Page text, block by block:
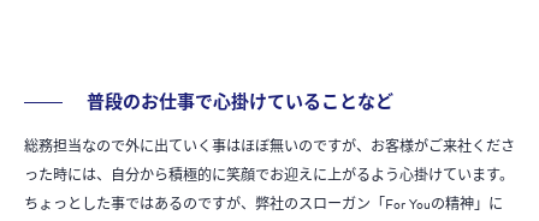
普段のお仕事で心掛けていることなど
総務担当なので外に出ていく事はほぼ無いのですが、お客様がご来社くださ
った時には、自分から積極的に笑顔でお迎えに上がるよう心掛けています。
ちょっとした事ではあるのですが、弊社のスローガン「For Youの精神」に